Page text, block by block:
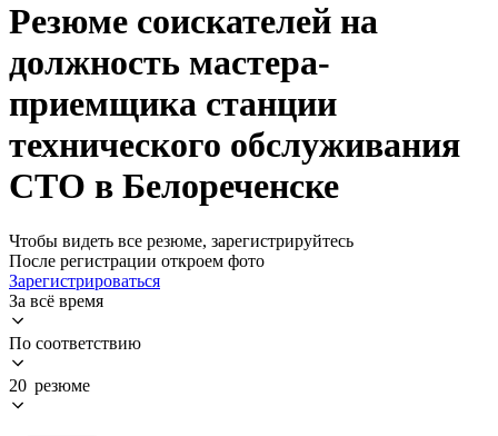
Резюме соискателей на
должность мастера-
приемщика станции
технического обслуживания
СТО в Белореченске
Чтобы видеть все резюме, зарегистрируйтесь
После регистрации откроем фото
Зарегистрироваться
За всё время
По соответствию
20 резюме